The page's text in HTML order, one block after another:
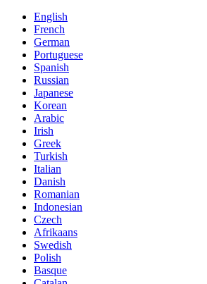
English
French
German
Portuguese
Spanish
Russian
Japanese
Korean
Arabic
Irish
Greek
Turkish
Italian
Danish
Romanian
Indonesian
Czech
Afrikaans
Swedish
Polish
Basque